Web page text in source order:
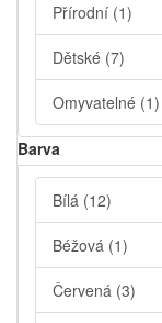
Přírodní (1)
Dětské (7)
Omyvatelné (1)
Barva
Bílá (12)
Béžová (1)
Červená (3)